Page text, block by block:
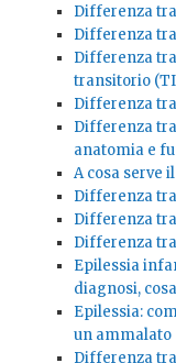
Differenza
Differenza
Differenza
transitorio
Differenza
Differenza
anatomia e
A cosa serve
Differenza
Differenza
Differenza
Epilessia
diagnosi,
Epilessia:
un ammalato
Differenza